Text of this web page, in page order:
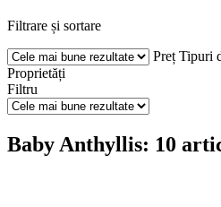
Filtrare și sortare
Preț Tipuri
Proprietăți
Filtru
Baby Anthyllis: 10